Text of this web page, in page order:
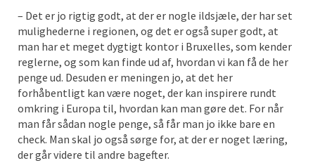
– Det er jo rigtig godt, at der er nogle ildsjæle, der har set
mulighederne i regionen, og det er også super godt, at
man har et meget dygtigt kontor i Bruxelles, som kender
reglerne, og som kan finde ud af, hvordan vi kan få de her
penge ud. Desuden er meningen jo, at det her
forhåbentligt kan være noget, der kan inspirere rundt
omkring i Europa til, hvordan kan man gøre det. For når
man får sådan nogle penge, så får man jo ikke bare en
check. Man skal jo også sørge for, at der er noget læring,
der går videre til andre bagefter.